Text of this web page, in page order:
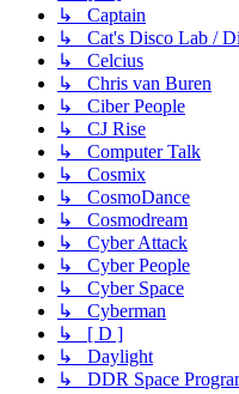
↳ Captain
↳ Cat's Disco Lab /
↳ Celcius
↳ Chris van Buren
↳ Ciber People
↳ CJ Rise
↳ Computer Talk
↳ Cosmix
↳ CosmoDance
↳ Cosmodream
↳ Cyber Attack
↳ Cyber People
↳ Cyber Space
↳ Cyberman
↳ [ D ]
↳ Daylight
↳ DDR Space